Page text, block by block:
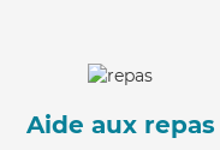
Aide aux repas